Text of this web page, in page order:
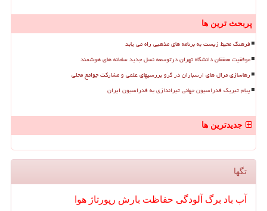
پربحث ترین ها
فرهنگ محیط زیست به برنامه های مذهبی راه می یابد
موفقیت محققان دانشگاه تهران درتوسعه نسل جدید سامانه های هوشمند
رهاسازی مرال های ارسباران در گرو بررسیهای علمی و مشارکت جوامع محلی
پیام تبریک فدراسیون جهانی تیراندازی به فدراسیون ایران
جدیدترین ها
تگها
آب باد برگ آلودگی حفاظت بارش رپورتاژ هوا